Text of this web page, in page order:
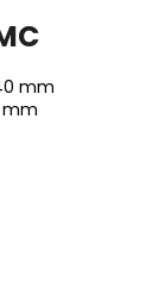
mm
mm